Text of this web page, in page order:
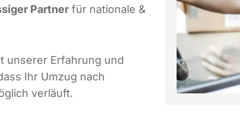
Partner für nationale &
unserer Erfahrung und
Ihr Umzug nach
verläuft.